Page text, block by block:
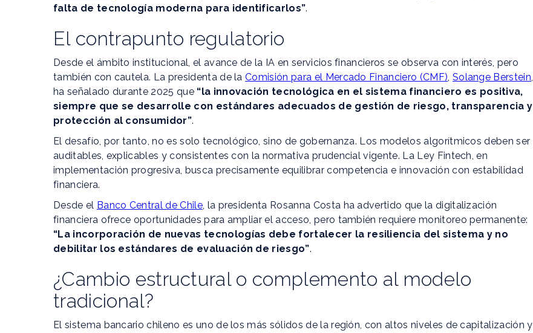
falta de tecnología moderna para identificarlos”.
El contrapunto regulatorio
Desde el ámbito institucional, el avance de la IA en servicios financieros se observa con interés, pero
también con cautela. La presidenta de laComisión para el Mercado Financiero (CMF), Solange Berstein,
ha señalado durante 2025 que “la innovación tecnológica en el sistema financiero es positiva,
siempre que se desarrolle con estándares adecuados de gestión de riesgo, transparencia y
protección al consumidor”.
El desafío, por tanto, no es solo tecnológico, sino de gobernanza. Los modelos algorítmicos deben ser
auditables, explicables y consistentes con la normativa prudencial vigente. La Ley Fintech, en
implementación progresiva, busca precisamente equilibrar competencia e innovación con estabilidad
financiera.
Desde el Banco Central de Chile, la presidenta Rosanna Costa ha advertido que la digitalización
financiera ofrece oportunidades para ampliar el acceso, pero también requiere monitoreo permanente:
“La incorporación de nuevas tecnologías debe fortalecer la resiliencia del sistema y no
debilitar los estándares de evaluación de riesgo”.
¿Cambio estructural o complemento al modelo
tradicional?
El sistema bancario chileno es uno de los más sólidos de la región, con altos niveles de capitalización y